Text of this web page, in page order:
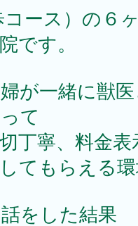
コース）の６
です。
が一緒に獣
て
丁寧、料金表
てもらえる
をした結果